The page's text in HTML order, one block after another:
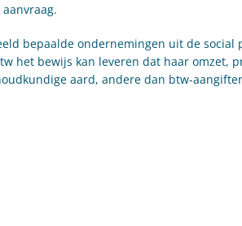
bepaalde ondernemingen uit de social
het bewijs kan leveren dat haar omzet,
aard, andere dan btw-